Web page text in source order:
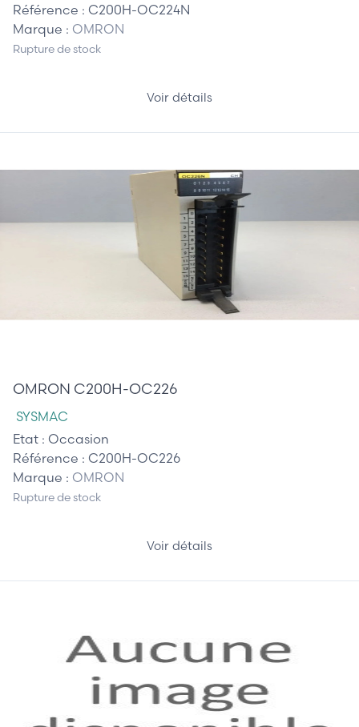
Référence : C200H-OC224N
Marque : OMRON
Rupture de stock
Voir détails
OMRON C200H-OC226
SYSMAC
Etat : Occasion
Référence : C200H-OC226
Marque : OMRON
Rupture de stock
Voir détails